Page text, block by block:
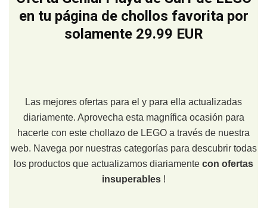
en tu página de chollos favorita por
solamente 29.99 EUR
Las mejores ofertas para el y para ella actualizadas
diariamente. Aprovecha esta magnífica ocasión para
hacerte con este chollazo de LEGO a través de nuestra
web. Navega por nuestras categorías para descubrir todas
los productos que actualizamos diariamente con ofertas
insuperables!